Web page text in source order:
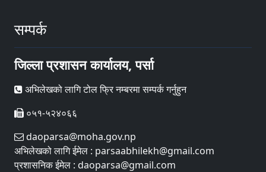
सम्पर्क
जिल्ला प्रशासन कार्यालय, पर्सा
अभिलेखको लागि टोल फ्रि नम्बरमा सम्पर्क गर्नुहुन
०५१-५२४०६६
daoparsa@moha.gov.np
अभिलेखको लागि ईमेल : parsaabhilekh@gmail.com
प्रशासनिक ईमेल : daoparsa@gmail.com